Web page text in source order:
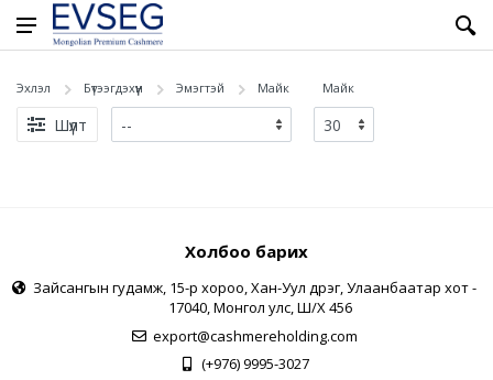
Эхлэл Бүтээгдэхүүн Эмэгтэй Майк Майк
Шүүлт
Холбоо барих
Зайсангын гудамж, 15-р хороо, Хан-Уул дүүрэг, Улаанбаатар хот -
17040, Монгол улс, Ш/Х 456
export@cashmereholding.com
(+976) 9995-3027